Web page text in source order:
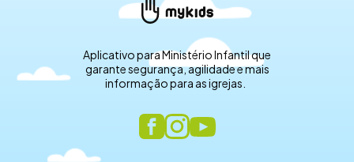
Aplicativo para Ministério Infantil que
garante segurança, agilidade e mais
informação para as igrejas.